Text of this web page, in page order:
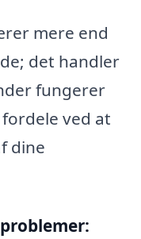
mere end
det handler
fungerer
ved at
dine